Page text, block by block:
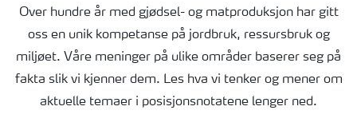
Over hundre år med gjødsel- og matproduksjon har gitt
oss en unik kompetanse på jordbruk, ressursbruk og
miljøet. Våre meninger på ulike områder baserer seg på
fakta slik vi kjenner dem. Les hva vi tenker og mener om
aktuelle temaer i posisjonsnotatene lenger ned.